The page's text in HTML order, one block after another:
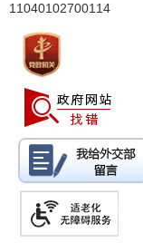
11040102700114